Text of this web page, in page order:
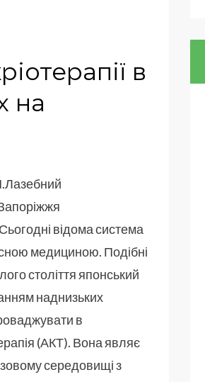
в
на
відома система
медициною. Подібні
століття японський
наднизьких
в
(АКТ). Вона являє
середовищі з